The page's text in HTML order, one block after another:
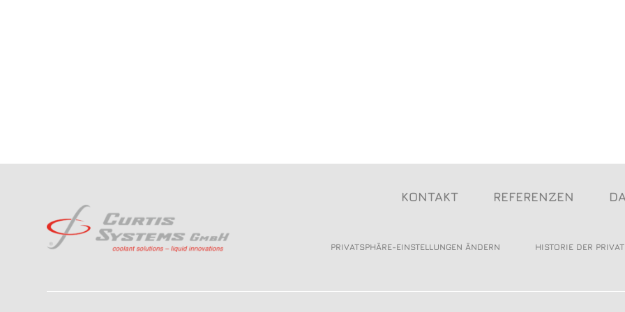
KONTAKT REFERENZEN
PRIVATSPHÄRE-EINSTELLUNGEN ÄNDERN HISTORIE DER